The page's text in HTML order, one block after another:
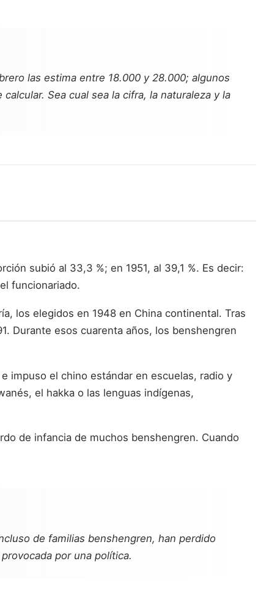
las estima entre 18.000 y 28.000; algunos
Sea cual sea la cifra, la naturaleza y la
subió al 33,3 %; en 1951, al 39,1 %. Es decir:
funcionariado.
los elegidos en 1948 en China continental. Tras
Durante esos cuarenta años, los benshengren
impuso el chino estándar en escuelas, radio y
el hakka o las lenguas indígenas,
de infancia de muchos benshengren. Cuando
de familias benshengren, han perdido
por una política.